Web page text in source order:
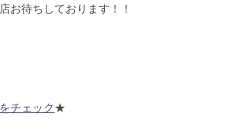
お待ちしております！！
チェック★